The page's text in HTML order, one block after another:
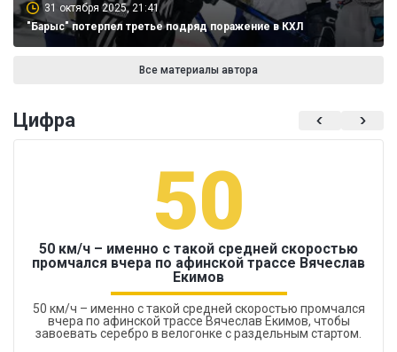
31 октября 2025, 21:41
"Барыс" потерпел третье подряд поражение в КХЛ
Все материалы автора
Цифра
50
50 км/ч – именно с такой средней скоростью
промчался вчера по афинской трассе Вячеслав
Екимов
50 км/ч – именно с такой средней скоростью промчался
вчера по афинской трассе Вячеслав Екимов, чтобы
завоевать серебро в велогонке с раздельным стартом.